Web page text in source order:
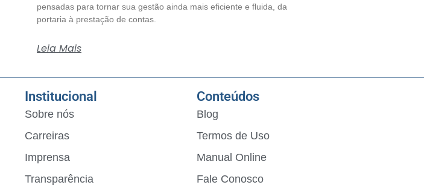
pensadas para tornar sua gestão ainda mais eficiente e fluida, da
portaria à prestação de contas.
Leia Mais
Institucional
Sobre nós
Carreiras
Imprensa
Transparência
Conteúdos
Blog
Termos de Uso
Manual Online
Fale Conosco